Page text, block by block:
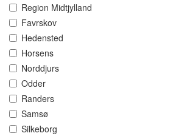
Region Midtjylland
Favrskov
Hedensted
Horsens
Norddjurs
Odder
Randers
Samsø
Silkeborg